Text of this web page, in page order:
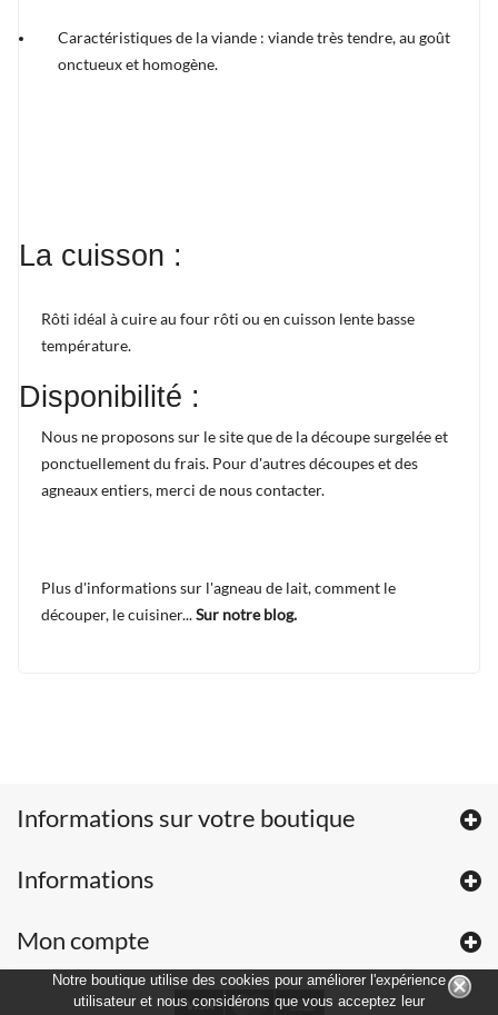
Notre boutique utilise des cookies pour améliorer l'expérience
utilisateur et nous considérons que vous acceptez leur
Caractéristiques de la viande : viande très tendre, au goût
onctueux et homogène.
La cuisson :
Rôti idéal à cuire au four rôti ou en cuisson lente basse
température.
Disponibilité :
Nous ne proposons sur le site que de la découpe surgelée et
ponctuellement du frais. Pour d'autres découpes et des
agneaux entiers, merci de nous contacter.
Plus d'informations sur l'agneau de lait, comment le
découper, le cuisiner...Sur notre blog.
Informations sur votre boutique
Informations
Mon compte